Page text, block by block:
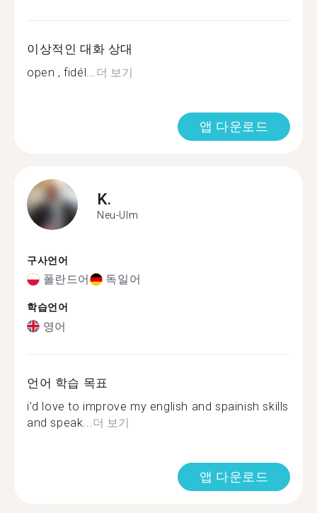
이상적인 대화 상대
open , fidél... 더 보기
앱 다운로드
K.
Neu-Ulm
구사언어
폴란드어 독일어
학습언어
영어
언어 학습 목표
i’d love to improve my english and spainish skills
and speak... 더 보기
앱 다운로드